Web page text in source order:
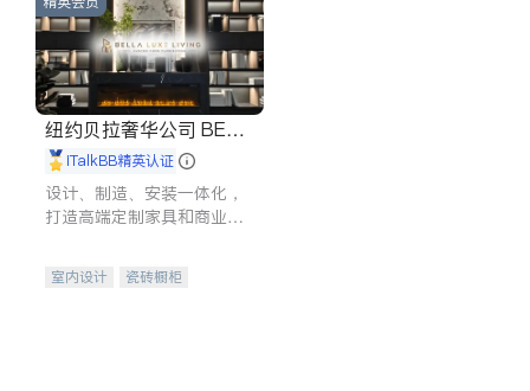
纽约贝拉奢华公司 BELL
A LUXE
iTalkBB精英认证
设计、制造、安装一体化，
打造高端定制家具和商业空
室内设计
瓷砖橱柜